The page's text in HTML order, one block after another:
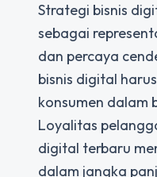
Strategi bisnis
sebagai
dan percaya
bisnis digital
konsumen dalam
Loyalitas
digital terbaru
dalam jangka